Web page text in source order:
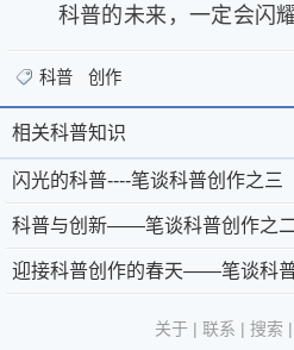
科普的未来，一定会闪耀
科普 创作
闪
光
的
科
普-
>
相
关
科
普
闪
光
的
科
普-
关
于
普
微
公
2011-
相关科普知识
闪光的科普----笔谈科普创作之三
科普与创新——笔谈科普创作之
迎接科普创作的春天——笔谈科
关于 | 联系 | 搜索 |